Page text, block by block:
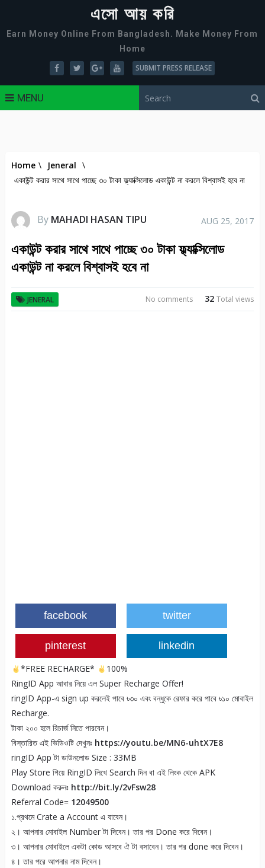
এসো আয় করি
Earn Money Online From Bangladesh. Make Money From
Home
SUBMIT PRESS RELEASE
MENU
Home \ Jeneral \
একাউন্ট করার সাথে সাথে পাচ্ছে ৩০ টাকা ফ্ল্যাক্সিলোড একাউন্ট না করলে বিশ্বাসই হবে না
By MAHADI HASAN TIPU AUG 25, 2017
একাউন্ট করার সাথে সাথে পাচ্ছে ৩০ টাকা ফ্ল্যাক্সিলোড
একাউন্ট না করলে বিশ্বাসই হবে না
JENERAL 32Total views
No comments
facebook twitter
pinterest linkedin
*FREE RECHARGE*
100%
RingID App আবার নিয়ে এল Super Recharge Offer!
ringID App-এ sign up করলেই পাবে ৳৩০ এবং বন্ধুকে রেফার করে পাবে ৳১০ মোবাইল
Recharge.
টাকা ২০০ হলে রিচার্জ নিতে পারবেন।
বিস্তারিত এই ভিডিওটি দেখুনঃ https://youtu.be/MN6-uhtX7E8
ringID App টা ডাউনলোড Size : 33MB
Play Store গিয়ে RingID লিখে Search দিন বা এই লিংক থেকে APK
Download করুনঃ http://bit.ly/2vFsw28
Referral Code= 12049500
১.প্রথমে Crate a Account এ যাবেন।
২। আপনার মোবাইল Number টা দিবেন। তার পর Done করে দিবেন।
৩। আপনার মোবাইলে একটা কোড আসবে ঐ টা বসাবেন। তার পর done করে দিবেন।
৪। তার পরে আপনার নাম দিবেন।